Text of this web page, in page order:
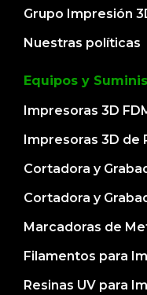
Grupo Impresión
Nuestras políticas
Equipos y
Impresoras 3D
Impresoras 3D de
Cortadora y
Cortadora y
Marcadoras de
Filamentos para
Resinas UV para